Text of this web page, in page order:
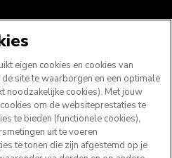
ONS
eigen cookies en cookies van
site te waarborgen en een optimale
noodzakelijke cookies). Met jouw
om de websiteprestaties te
te bieden (functionele cookies),
uit te voeren
te tonen die zijn afgestemd op je